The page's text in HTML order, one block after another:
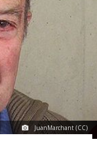
JuanMarchant (CC)